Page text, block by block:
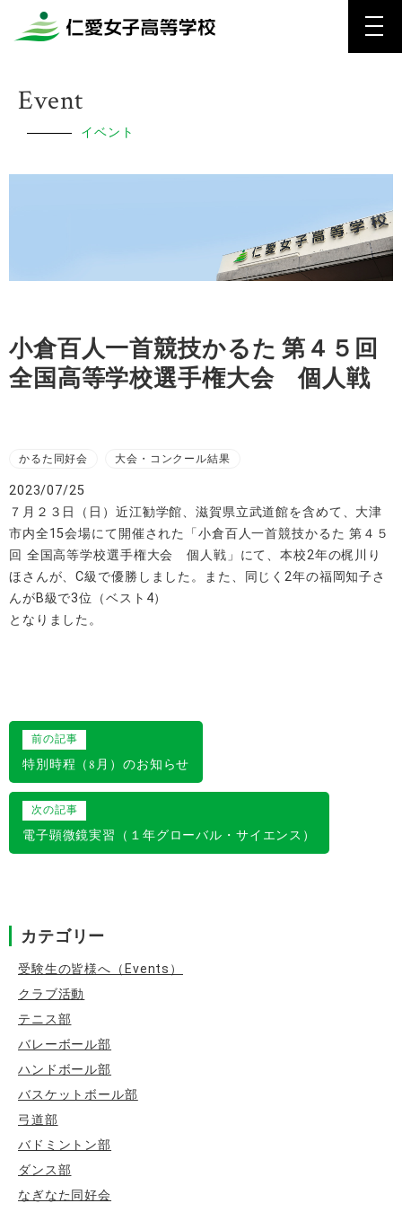
Event
イベント
小倉百人一首競技かるた 第４５回
全国高等学校選手権大会 個人戦
かるた同好会 大会・コンクール結果
2023/07/25
７月２３日（日）近江勧学館、滋賀県立武道館を含めて、大津
市内全15会場にて開催された「小倉百人一首競技かるた 第４５
回 全国高等学校選手権大会 個人戦」にて、本校2年の梶川り
ほさんが、C級で優勝しました。また、同じく2年の福岡知子さ
んがB級で3位（ベスト4）
となりました。
投
稿
ナ
ビ
ゲ
ョ
ン
前の記事
特別時程（8月）のお知らせ
次の記事
電子顕微鏡実習（１年グローバル・サイエンス）
カテゴリー
受験生の皆様へ（Events）
クラブ活動
テニス部
バレーボール部
ハンドボール部
バスケットボール部
弓道部
バドミントン部
ダンス部
なぎなた同好会